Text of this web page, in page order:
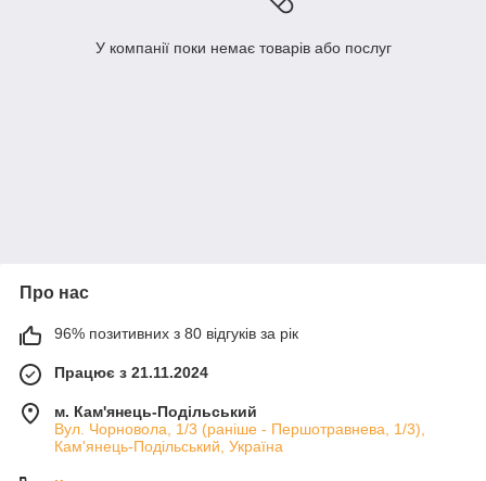
У компанії поки немає товарів або послуг
Про нас
96% позитивних з 80 відгуків за рік
Працює з 21.11.2024
м. Кам'янець-Подільський
Вул. Чорновола, 1/3 (раніше - Першотравнева, 1/3),
Кам'янець-Подільський, Україна